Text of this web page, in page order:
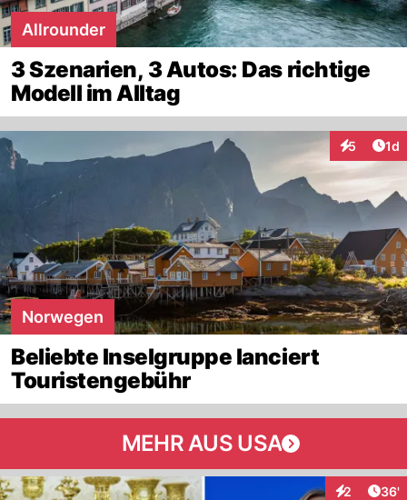
Allrounder
3 Szenarien, 3 Autos: Das richtige
Modell im Alltag
5 1d
Norwegen
Beliebte Inselgruppe lanciert
Touristengebühr
MEHR AUS USA
2 36'